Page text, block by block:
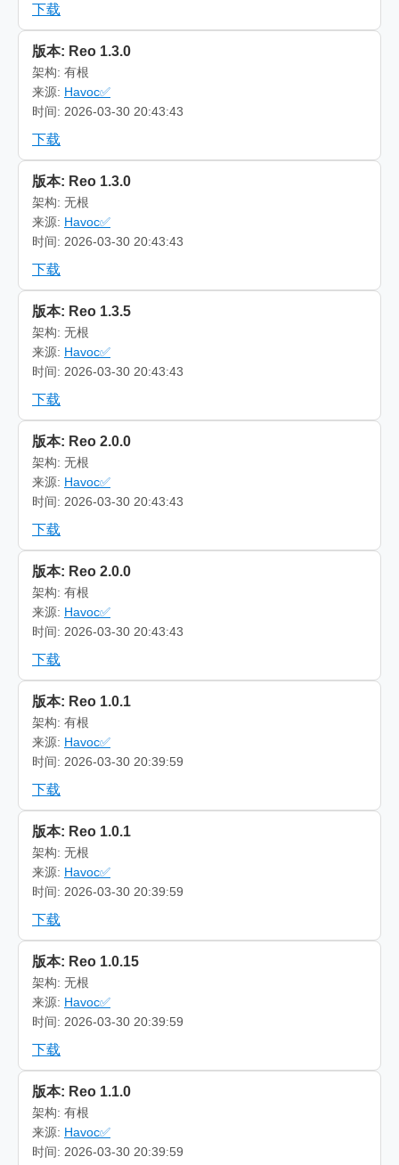
下载
版本: Reo 1.3.0
架构: 有根
来源: Havoc✅
时间: 2026-03-30 20:43:43
下载
版本: Reo 1.3.0
架构: 无根
来源: Havoc✅
时间: 2026-03-30 20:43:43
下载
版本: Reo 1.3.5
架构: 无根
来源: Havoc✅
时间: 2026-03-30 20:43:43
下载
版本: Reo 2.0.0
架构: 无根
来源: Havoc✅
时间: 2026-03-30 20:43:43
下载
版本: Reo 2.0.0
架构: 有根
来源: Havoc✅
时间: 2026-03-30 20:43:43
下载
版本: Reo 1.0.1
架构: 有根
来源: Havoc✅
时间: 2026-03-30 20:39:59
下载
版本: Reo 1.0.1
架构: 无根
来源: Havoc✅
时间: 2026-03-30 20:39:59
下载
版本: Reo 1.0.15
架构: 无根
来源: Havoc✅
时间: 2026-03-30 20:39:59
下载
版本: Reo 1.1.0
架构: 有根
来源: Havoc✅
时间: 2026-03-30 20:39:59